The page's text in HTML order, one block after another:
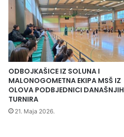
ODBOJKAŠICE IZ SOLUNA I
MALONOGOMETNA EKIPA MSŠ IZ
OLOVA PODBJEDNICI DANAŠNJIH
TURNIRA
21. Maja 2026.